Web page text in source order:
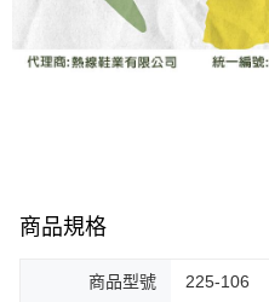
商品規格
商品型號 225-106